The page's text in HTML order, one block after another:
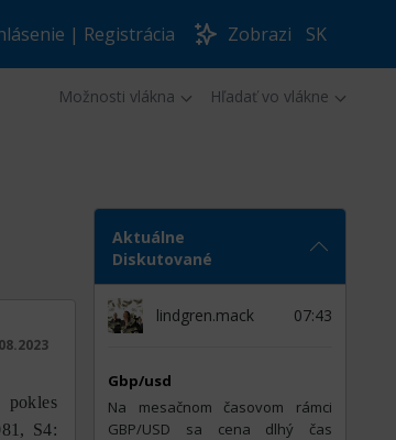
| Registrácia Zobrazi SK
Možnosti vlákna Hľadať vo vlákne
S4:
Aktuálne
Diskutované
lindgren.mack 07:43
Gbp/usd
Na mesačnom časovom rámci
GBP/USD sa cena dlhý čas